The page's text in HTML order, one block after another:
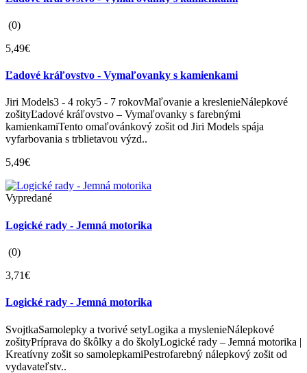
(0)
5,49€
Ľadové kráľovstvo - Vymaľovanky s kamienkami
Jiri Models3 - 4 roky5 - 7 rokovMaľovanie a kreslenieNálepkové
zošityĽadové kráľovstvo – Vymaľovanky s farebnými
kamienkamiTento omaľovánkový zošit od Jiri Models spája
vyfarbovania s trblietavou výzd..
5,49€
Vypredané
Logické rady - Jemná motorika
(0)
3,71€
Logické rady - Jemná motorika
SvojtkaSamolepky a tvorivé setyLogika a myslenieNálepkové
zošityPríprava do škôlky a do školyLogické rady – Jemná motorika |
Kreatívny zošit so samolepkamiPestrofarebný nálepkový zošit od
vydavateľstv..